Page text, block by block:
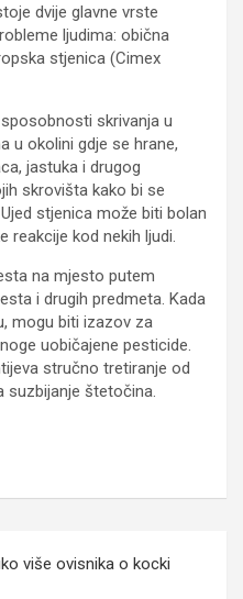
dvije glavne vrste
ljudima: obična
stjenica (Cimex
skrivanja u
u okolini gdje se hrane,
jastuka i drugog
skrovišta kako bi se
stjenica može biti bolan
reakcije kod nekih ljudi.
na mjesto putem
i drugih predmeta. Kada
mogu biti izazov za
uobičajene pesticide.
stručno tretiranje od
suzbijanje štetočina.
više ovisnika o kocki